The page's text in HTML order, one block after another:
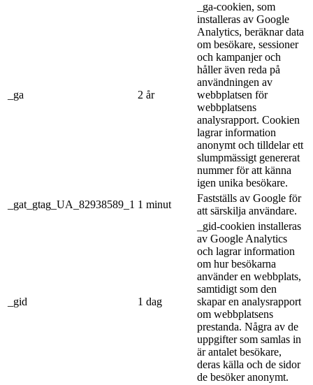
_ga 2 år
_ga-cookien, som
installeras av Google
Analytics, beräknar data
om besökare, sessioner
och kampanjer och
håller även reda på
användningen av
webbplatsen för
webbplatsens
analysrapport. Cookien
lagrar information
anonymt och tilldelar ett
slumpmässigt genererat
nummer för att känna
igen unika besökare.
_gat_gtag_UA_82938589_1 1 minut
Fastställs av Google för
att särskilja användare.
_gid 1 dag
_gid-cookien installeras
av Google Analytics
och lagrar information
om hur besökarna
använder en webbplats,
samtidigt som den
skapar en analysrapport
om webbplatsens
prestanda. Några av de
uppgifter som samlas in
är antalet besökare,
deras källa och de sidor
de besöker anonymt.